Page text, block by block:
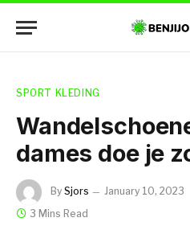
SPORT KLEDING
dames doe je
By Sjors January 10, 2023
3 Mins Read